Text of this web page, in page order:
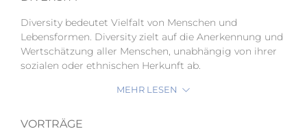
Diversity bedeutet Vielfalt von Menschen und
Lebensformen. Diversity zielt auf die Anerkennung und
Wertschätzung aller Menschen, unabhängig von ihrer
sozialen oder ethnischen Herkunft ab.
MEHR LESEN
VORTRÄGE